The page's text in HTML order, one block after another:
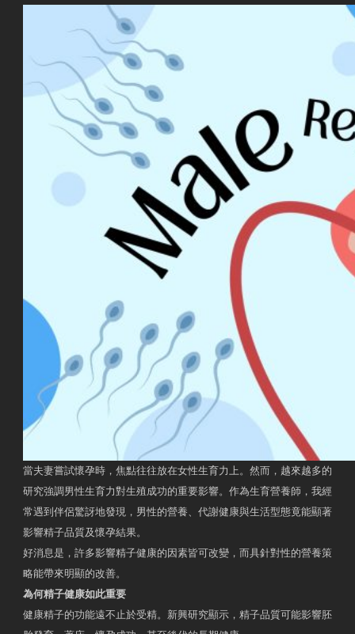
當夫妻嘗試懷孕時，焦點往往放在女性生育力上。然而，越來越多的
研究強調男性生育力對生殖成功的重要影響。作為生育營養師，我經
常遇到伴侶驚訝地發現，男性的營養、代謝健康與生活型態竟能顯著
影響精子品質及懷孕結果。
好消息是，許多影響精子健康的因素皆可改變，而具針對性的營養策
略能帶來明顯的改善。
為何精子健康如此重要
健康精子的功能遠不止於受精。新興研究顯示，精子品質可能影響胚